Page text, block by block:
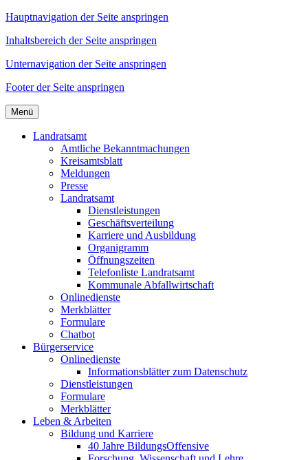
Hauptnavigation der Seite anspringen
Inhaltsbereich der Seite anspringen
Unternavigation der Seite anspringen
Footer der Seite anspringen
Menü
Landratsamt
Amtliche Bekanntmachungen
Kreisamtsblatt
Meldungen
Presse
Landratsamt
Dienstleistungen
Geschäftsverteilung
Karriere und Ausbildung
Organigramm
Öffnungszeiten
Telefonliste Landratsamt
Kommunale Abfallwirtschaft
Onlinedienste
Merkblätter
Formulare
Chatbot
Bürgerservice
Onlinedienste
Informationsblätter zum Datenschutz
Dienstleistungen
Formulare
Merkblätter
Leben & Arbeiten
Bildung und Karriere
40 Jahre BildungsOffensive